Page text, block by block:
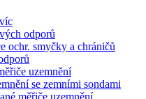
odporů
ochr. smyčky a chráničů
uzemnění
se zemními sondami
měřiče uzemnění